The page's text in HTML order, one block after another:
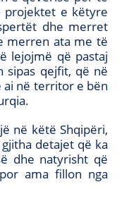
e këtyre
dhe merret
merren ata me të
lejojmë që pastaj
qejfit, që në
ai në territor e bën
në këtë Shqipëri,
detajet që ka
dhe natyrisht që
ama fillon nga